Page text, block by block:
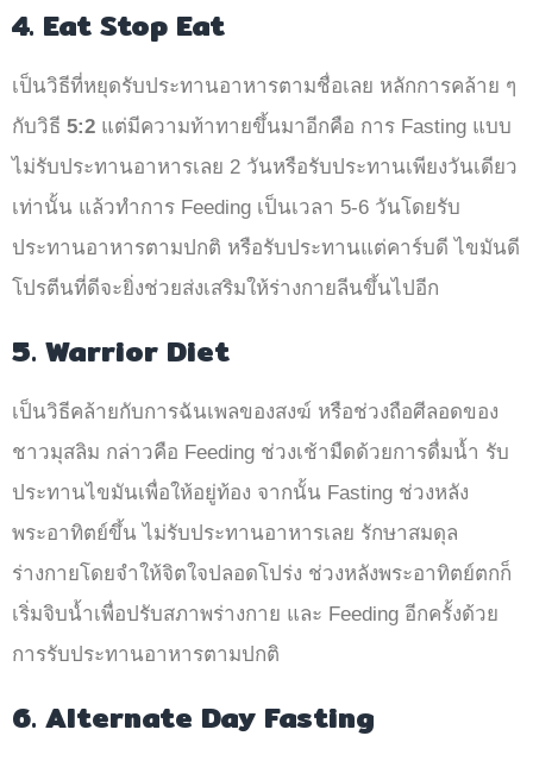
4. Eat Stop Eat
เป็นวิธีที่หยุดรับประทานอาหารตามชื่อเลย หลักการคล้าย ๆ
กับวิธี 5:2 แต่มีความท้าทายขึ้นมาอีกคือ การ Fasting แบบ
ไม่รับประทานอาหารเลย 2 วันหรือรับประทานเพียงวันเดียว
เท่านั้น แล้วทำการ Feeding เป็นเวลา 5-6 วันโดยรับ
ประทานอาหารตามปกติ หรือรับประทานแต่คาร์บดี ไขมันดี
โปรตีนที่ดีจะยิ่งช่วยส่งเสริมให้ร่างกายลีนขึ้นไปอีก
5. Warrior Diet
เป็นวิธีคล้ายกับการฉันเพลของสงฆ์ หรือช่วงถือศีลอดของ
ชาวมุสลิม กล่าวคือ Feeding ช่วงเช้ามืดด้วยการดื่มน้ำ รับ
ประทานไขมันเพื่อให้อยู่ท้อง จากนั้น Fasting ช่วงหลัง
พระอาทิตย์ขึ้น ไม่รับประทานอาหารเลย รักษาสมดุล
ร่างกายโดยจำให้จิตใจปลอดโปร่ง ช่วงหลังพระอาทิตย์ตกก็
เริ่มจิบน้ำเพื่อปรับสภาพร่างกาย และ Feeding อีกครั้งด้วย
การรับประทานอาหารตามปกติ
6. Alternate Day Fasting